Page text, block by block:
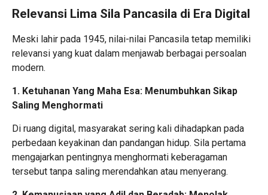
Relevansi Lima Sila Pancasila di Era Digital
Meski lahir pada 1945, nilai-nilai Pancasila tetap memiliki
relevansi yang kuat dalam menjawab berbagai persoalan
modern.
1. Ketuhanan Yang Maha Esa: Menumbuhkan Sikap
Saling Menghormati
Di ruang digital, masyarakat sering kali dihadapkan pada
perbedaan keyakinan dan pandangan hidup. Sila pertama
mengajarkan pentingnya menghormati keberagaman
tersebut tanpa saling merendahkan atau menyerang.